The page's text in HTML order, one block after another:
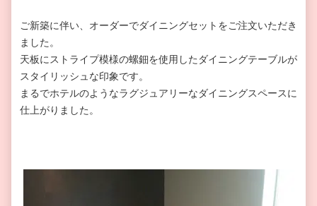
ご新築に伴い、オーダーでダイニングセットをご注文いただき
ました。
天板にストライプ模様の螺鈿を使用したダイニングテーブルが
スタイリッシュな印象です。
まるでホテルのようなラグジュアリーなダイニングスペースに
仕上がりました。